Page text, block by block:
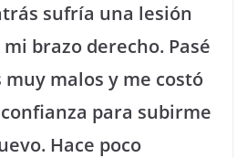
sufría una lesión
brazo derecho. Pasé
malos y me costó
para subirme
Hace poco